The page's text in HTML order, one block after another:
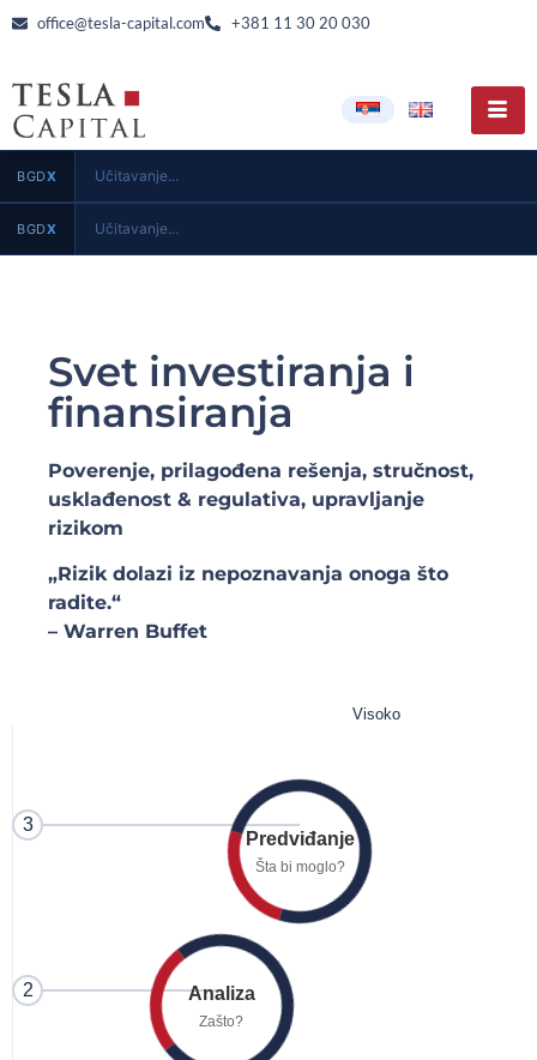
office@tesla-capital.com +381 11 30 20 030
BGDX Učitavanje...
BGDX Učitavanje...
Svet investiranja i
finansiranja
Poverenje, prilagođena rešenja, stručnost,
usklađenost & regulativa, upravljanje
rizikom
„Rizik dolazi iz nepoznavanja onoga što
radite.“
– Warren Buffet
2
3
Analiza
Zašto?
Predviđanje
Šta bi moglo?
Visoko